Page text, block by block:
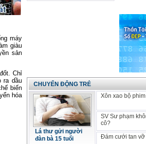
máy
giàu
sản
Chỉ
ra dầu
biến
hóa
CHUYỂN ĐỘNG TRẺ
Lá thư gửi người
đàn bà 15 tuổi
Xôn xao bộ
SV Sư phạm
cô?
Đám cưới tan